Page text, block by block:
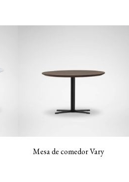
Mesa de comedor Vary